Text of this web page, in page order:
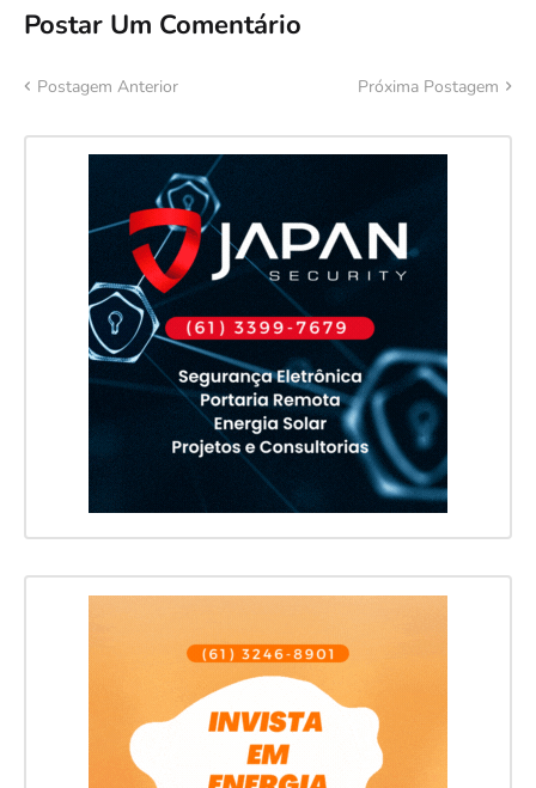
Postar Um Comentário
Postagem Anterior Próxima Postagem